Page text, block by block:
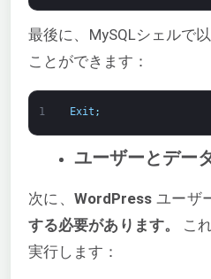
最後に、MySQLシェルで
ことができます：
1 Exit ;
ユーザーとデー
次に、WordPress ユーザ
する必要があります。
こ
実行します：